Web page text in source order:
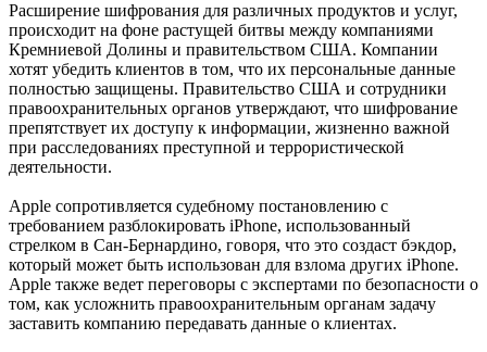
Расширение шифрования для различных продуктов и услуг,
происходит на фоне растущей битвы между компаниями
Кремниевой Долины и правительством США. Компании
хотят убедить клиентов в том, что их персональные данные
полностью защищены. Правительство США и сотрудники
правоохранительных органов утверждают, что шифрование
препятствует их доступу к информации, жизненно важной
при расследованиях преступной и террористической
деятельности.
Apple сопротивляется судебному постановлению с
требованием разблокировать iPhone, использованный
стрелком в Сан-Бернардино, говоря, что это создаст бэкдор,
который может быть использован для взлома других iPhone.
Apple также ведет переговоры с экспертами по безопасности о
том, как усложнить правоохранительным органам задачу
заставить компанию передавать данные о клиентах.